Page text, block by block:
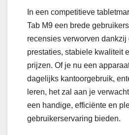
In een competitieve
Tab M9 een brede
recensies verworven dankzij
prestaties, stabiele kwaliteit
prijzen. Of je nu een
dagelijks kantoorgebruik,
leren, het zal aan je
een handige, efficiënte en
gebruikerservaring bieden.